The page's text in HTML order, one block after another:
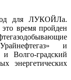
для ЛУКОЙЛа.
время пройден
и
Волго-градский
энергетических